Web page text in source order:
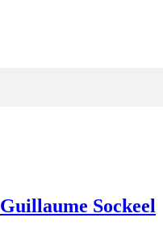
Guillaume Sockeel